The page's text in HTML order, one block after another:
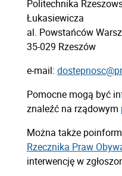
Politechnika
Łukasiewicza
al. Powstańców
35-029 Rzeszów
e-mail:
Pomocne mogą być
znaleźć na rządowym
Można także
Rzecznika Praw
interwencję w